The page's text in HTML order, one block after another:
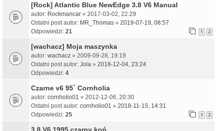
[Rock] Atlantic Blue NewEdge 3.8 V6 Manual
autor: Rockmancar » 2017-03-02, 22:29
Ostatni post autor: MR_Thomas » 2019-07-19, 08:57
Odpowiedzi: 21 1 2
[wachacz] Moja maszynka
autor: wachacz » 2009-09-28, 19:19
Ostatni post autor: Jola » 2018-12-04, 23:24
Odpowiedzi: 4
Czarne v6 95` Cornholia
autor: cornholio01 » 2012-12-06, 20:30
Ostatni post autor: cornholio01 » 2018-11-15, 14:31
Odpowiedzi: 25 1 2